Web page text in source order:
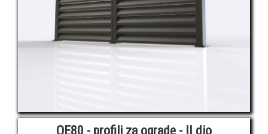
OE80 - profili za ograde - II dio